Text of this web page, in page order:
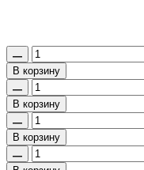
В корзину
В корзину
В корзину